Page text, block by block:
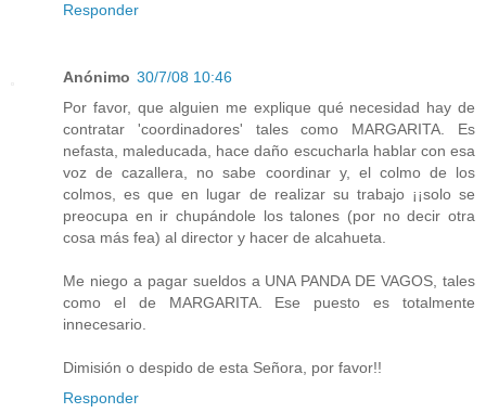
Responder
Anónimo 30/7/08 10:46
Por favor, que alguien me explique qué necesidad hay de
contratar 'coordinadores' tales como MARGARITA. Es
nefasta, maleducada, hace daño escucharla hablar con esa
voz de cazallera, no sabe coordinar y, el colmo de los
colmos, es que en lugar de realizar su trabajo ¡¡solo se
preocupa en ir chupándole los talones (por no decir otra
cosa más fea) al director y hacer de alcahueta.
Me niego a pagar sueldos a UNA PANDA DE VAGOS, tales
como el de MARGARITA. Ese puesto es totalmente
innecesario.
Dimisión o despido de esta Señora, por favor!!
Responder